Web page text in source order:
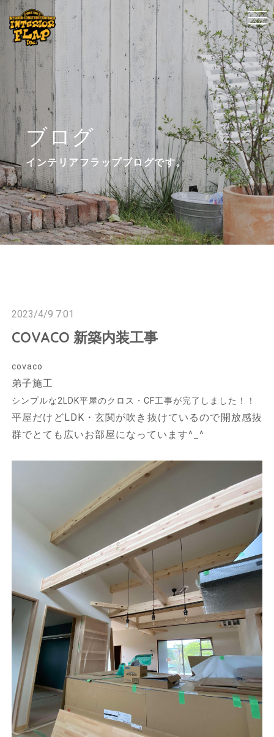
ブログ
インテリアフラップブログです。
2023/4/9 7:01
COVACO 新築内装工事
covaco
弟子施工
シンプルな2LDK平屋のクロス・CF工事が完了しました！！
平屋だけどLDK・玄関が吹き抜けているので開放感抜
群でとても広いお部屋になっています^_^
t
o
g
g
l
e
n
a
v
i
g
a
t
t
o
g
g
l
e
n
a
v
i
g
a
t